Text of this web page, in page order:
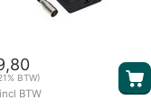
BTW)
BTW